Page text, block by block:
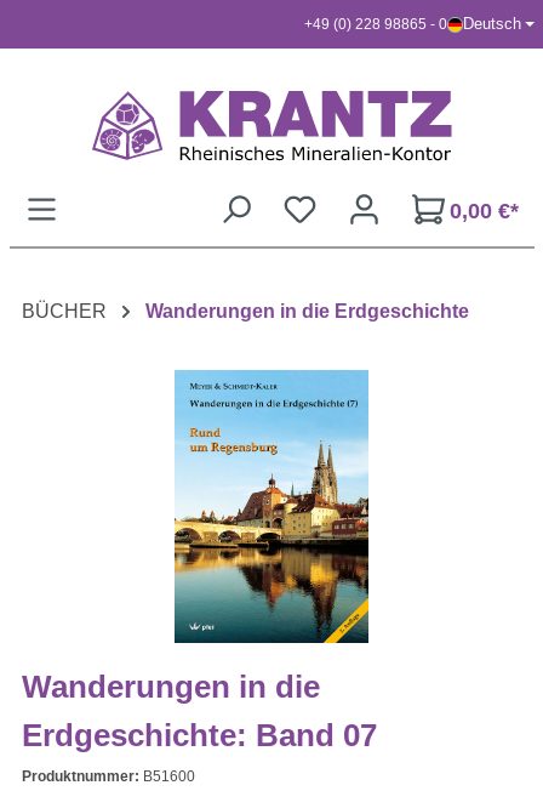
+49 (0) 228 98865 - 0 Deutsch
0,00 €*
BÜCHER Wanderungen in die Erdgeschichte
Wanderungen in die
Erdgeschichte: Band 07
Produktnummer: B51600